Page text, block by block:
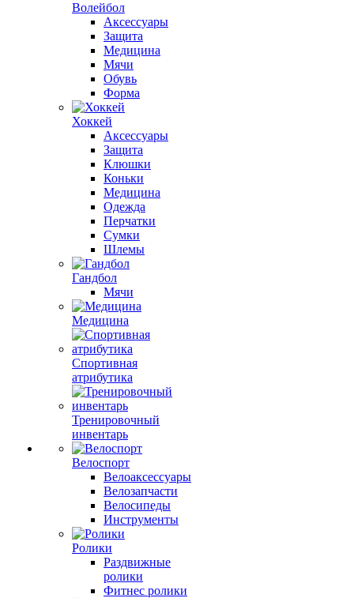
Волейбол
Аксессуары
Защита
Медицина
Мячи
Обувь
Форма
Хоккей
Аксессуары
Защита
Клюшки
Коньки
Медицина
Одежда
Перчатки
Сумки
Шлемы
Гандбол
Мячи
Медицина
Спортивная
атрибутика
Тренировочный
инвентарь
Велоспорт
Велоаксессуары
Велозапчасти
Велосипеды
Инструменты
Ролики
Раздвижные
ролики
Фитнес ролики